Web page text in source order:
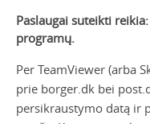
Paslaugai suteikti
programų.
Per TeamViewer (arba
prie borger.dk bei
persikraustymo datą ir